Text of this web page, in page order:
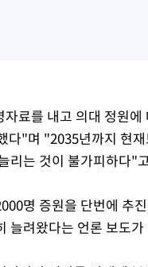
료를 내고 의대 정원
다"며 "2035년까지 현
리는 것이 불가피하다"
명 증원을 단번에 추
늘려왔다는 언론 보도